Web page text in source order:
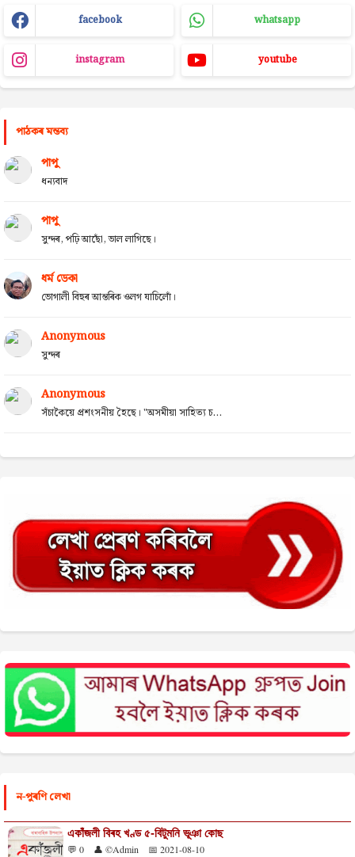
facebook whatsapp
instagram youtube
পাঠকৰ মন্তব্য
পাপু
ধন্যবাদ
পাপু
সুন্দৰ, পঢ়ি আছোঁ, ভাল লাগিছে।
ধৰ্ম ডেকা
ভোগালী বিহুৰ আন্তৰিক ওলগ যাচিলোঁ।
Anonymous
সুন্দৰ
Anonymous
সঁচাকৈয়ে প্ৰশংসনীয় হৈছে। "অসমীয়া সাহিত্য চ...
ন-পুৰণি লেখা
একাঁজলী বিৰহ খণ্ড ৫-বিটুমনি ভূঞা কোছ
💬 0 👤 ©Admin
📅 2021-08-10